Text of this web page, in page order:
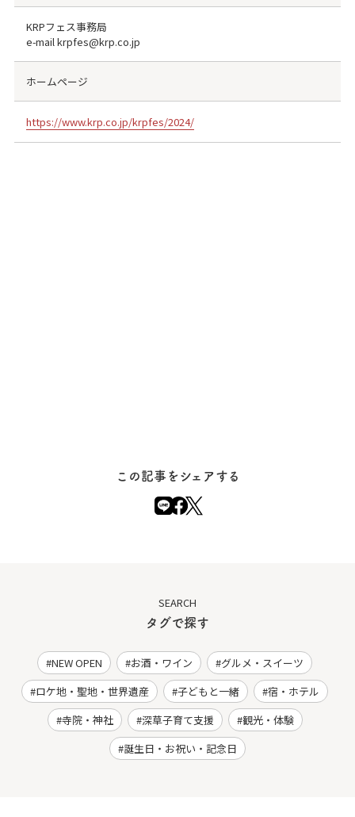
KRPフェス事務局
e-mail krpfes@krp.co.jp
ホームページ
https://www.krp.co.jp/krpfes/2024/
この記事をシェアする
SEARCH
タグで探す
NEW OPEN お酒・ワイン
グルメ・スイーツ
ロケ地・聖地・世界遺産
子どもと一緒
宿・ホテル
寺院・神社
深草子育て支援
観光・体験
誕生日・お祝い・記念日